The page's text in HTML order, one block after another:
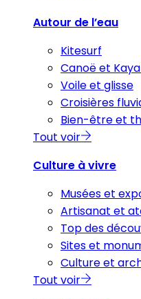
Autour de l’eau
Kitesurf
Canoë et
Voile et glisse
Croisières
Bien-être et
Tout voir
Culture à vivre
Musées et
Artisanat et
Top des
Sites et
Culture et
Tout voir